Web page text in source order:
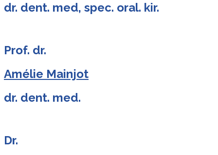
dr. dent. med, spec. oral. kir.
Prof. dr.
Amélie Mainjot
dr. dent. med.
Dr.